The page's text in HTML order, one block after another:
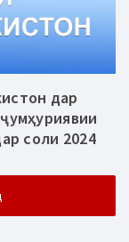
дар
соли 2024